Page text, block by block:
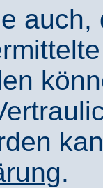
.